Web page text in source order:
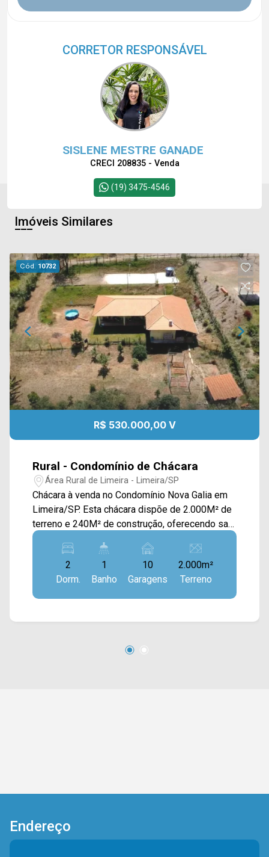
CORRETOR RESPONSÁVEL
SISLENE MESTRE GANADE
CRECI 208835 - Venda
(19) 3475-4546
Imóveis Similares
Cód. 10732
R$ 530.000,00 V
Rural - Condomínio de Chácara
Área Rural de Limeira - Limeira/SP
Chácara à venda no Condomínio Nova Galia em
Limeira/SP. Esta chácara dispõe de 2.000M² de
terreno e 240M² de construção, oferecendo sala
de estar e de jantar integradas, cozinha
planejada, espaço gourmet com churrasqueira e
forno para pizza, amplo espaço verde, campo
de futebol e área de serviço. > 02 quartos; > 01
banheiro social; > 10 vagas de garagem.
próximo a diversas chácaras ao redor e com
em contato com a equipe da Arbix Imóveis e
2
Dorm.
1
Banho
10
Garagens
2.000m²
Terreno
Endereço